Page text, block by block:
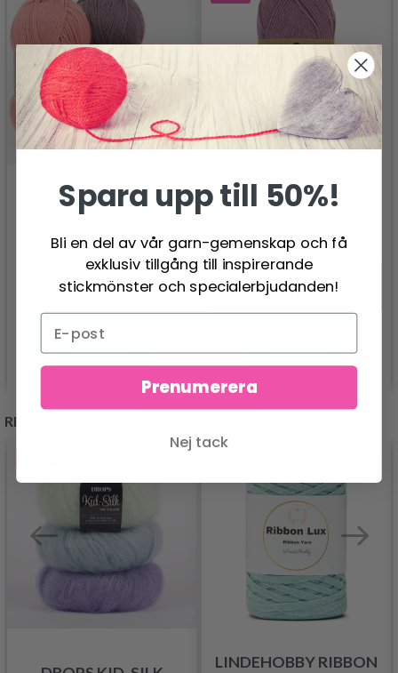
DROPS FLORA
26.95 SEK
24.95 SEK 30.95 SEK
Erbjudandet upphör
12/08/2026
REKOMMENDERAS FÖR DIG
LINDEHOBBY RIBBON
Spara upp till 50%!
Bli en del av vår garn-gemenskap och få
exklusiv tillgång till inspirerande
stickmönster och specialerbjudanden!
Prenumerera
Nej tack